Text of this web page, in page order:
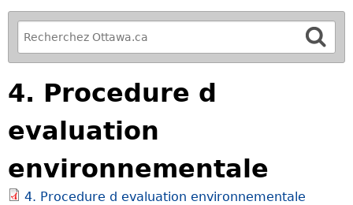
R
e
f
i
n
e
y
o
u
r
4. Procedure d
evaluation
environnementale
4. Procedure d evaluation environnementale